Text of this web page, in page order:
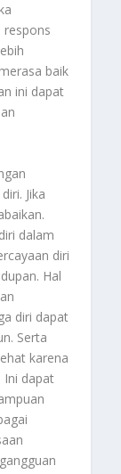
respons
baik
ini dapat
Jika
dalam
diri
Hal
diri dapat
Serta
karena
Ini dapat